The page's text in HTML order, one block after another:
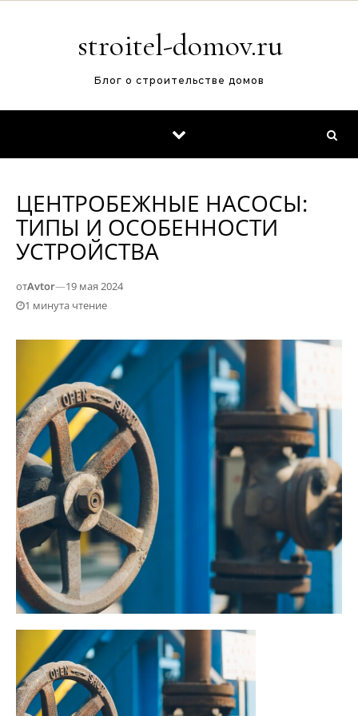
stroitel-domov.ru
Блог о строительстве домов
ЦЕНТРОБЕЖНЫЕ НАСОСЫ:
ТИПЫ И ОСОБЕННОСТИ
УСТРОЙСТВА
отAvtor—19 мая 2024
1 минута чтение